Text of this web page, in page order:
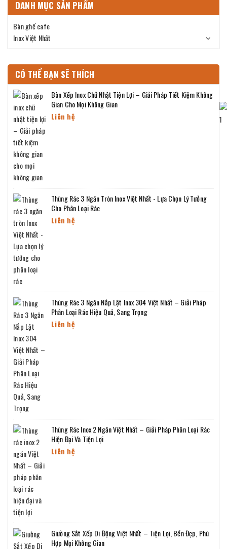
DANH MỤC SẢN PHẨM
Bàn ghế cafe
Inox Việt Nhất
CÓ THỂ BẠN SẼ THÍCH
Bàn Xếp Inox Chữ Nhật Tiện Lợi – Giải Pháp Tiết Kiệm Không
Gian Cho Mọi Không Gian
Liên hệ
Thùng Rác 3 Ngăn Tròn Inox Việt Nhất - Lựa Chọn Lý Tưởng
Cho Phân Loại Rác
Liên hệ
Thùng Rác 3 Ngăn Nắp Lật Inox 304 Việt Nhất – Giải Pháp
Phân Loại Rác Hiệu Quả, Sang Trọng
Liên hệ
Thùng Rác Inox 2 Ngăn Việt Nhất – Giải Pháp Phân Loại Rác
Hiện Đại Và Tiện Lợi
Liên hệ
Giường Sắt Xếp Di Động Việt Nhất – Tiện Lợi, Bền Đẹp, Phù
Hợp Mọi Không Gian